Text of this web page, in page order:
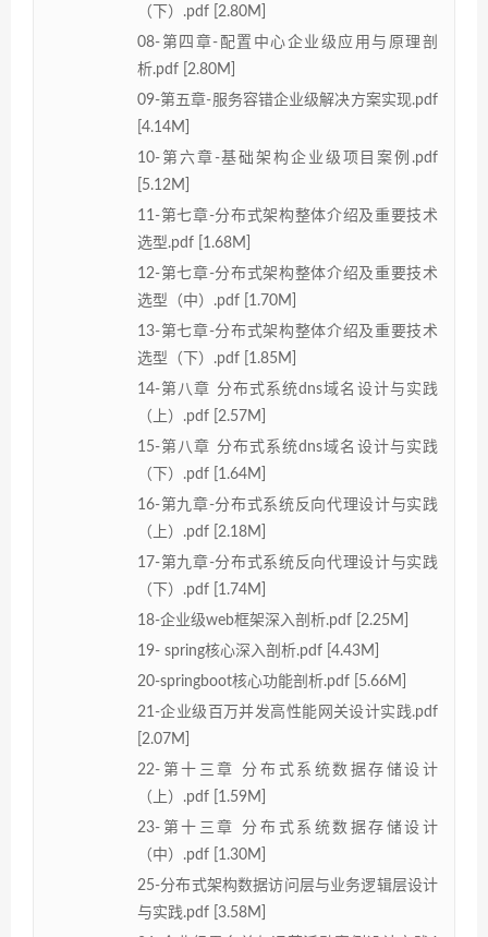
（下）.pdf [2.80M]
08-第四章-配置中心企业级应用与原理剖
析.pdf [2.80M]
09-第五章-服务容错企业级解决方案实现.pdf
[4.14M]
10-第六章-基础架构企业级项目案例.pdf
[5.12M]
11-第七章-分布式架构整体介绍及重要技术
选型.pdf [1.68M]
12-第七章-分布式架构整体介绍及重要技术
选型（中）.pdf [1.70M]
13-第七章-分布式架构整体介绍及重要技术
选型（下）.pdf [1.85M]
14-第八章 分布式系统dns域名设计与实践
（上）.pdf [2.57M]
15-第八章 分布式系统dns域名设计与实践
（下）.pdf [1.64M]
16-第九章-分布式系统反向代理设计与实践
（上）.pdf [2.18M]
17-第九章-分布式系统反向代理设计与实践
（下）.pdf [1.74M]
18-企业级web框架深入剖析.pdf [2.25M]
19- spring核心深入剖析.pdf [4.43M]
20-springboot核心功能剖析.pdf [5.66M]
21-企业级百万并发高性能网关设计实践.pdf
[2.07M]
22-第十三章 分布式系统数据存储设计
（上）.pdf [1.59M]
23-第十三章 分布式系统数据存储设计
（中）.pdf [1.30M]
25-分布式架构数据访问层与业务逻辑层设计
与实践.pdf [3.58M]